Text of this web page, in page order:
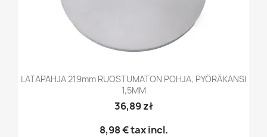
LATAPAHJA 219mm RUOSTUMATON POHJA, PYÖRÄKANSI
1,5MM
36,89 zł
8,98 €tax incl.